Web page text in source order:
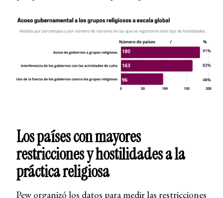
Los países con mayores
restricciones y hostilidades a la
práctica religiosa
Pew organizó los datos para medir las restricciones